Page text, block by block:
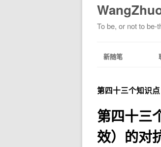
To be, or not to be-
新随笔
第四十三个知识
第四十三
效）的对